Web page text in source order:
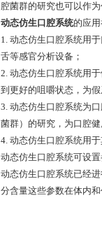
腔菌群的研究也可以作
动态仿生口腔系统的应
1. 动态仿生口腔系统用
舌等感官分析设备；
2. 动态仿生口腔系统用
到更好的咀嚼状态，为
3. 动态仿生口腔系统为
菌群）的研究，为口腔
4. 动态仿生口腔系统用
动态仿生口腔系统可设
动态仿生口腔系统已经
分含量这些参数在体内